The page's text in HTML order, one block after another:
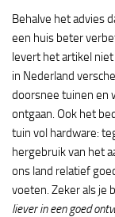
Behalve het advies
een huis beter
levert het artikel
in Nederland
doorsnee tuinen en
ontgaan. Ook het
tuin vol hardware:
hergebruik van het
ons land relatief
voeten. Zeker als je
liever in een goed